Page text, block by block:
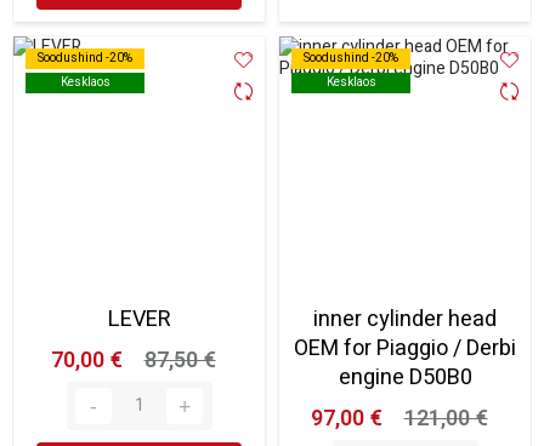
Soodushind -20%
Kesklaos
Soodushind -20%
Kesklaos
LEVER
70,00 €
87,50 €
Soodushind -20%
Kesklaos
Soodushind -20%
Kesklaos
inner cylinder head
OEM for Piaggio / Derbi
engine D50B0
97,00 €
121,00 €